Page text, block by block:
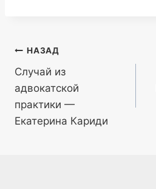
Навигация
по
записям
НАЗАД
Случай из
адвокатской
практики —
Екатерина Кариди